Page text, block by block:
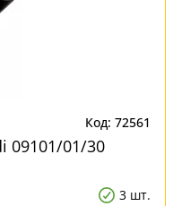
Код: 72561
09101/01/30
3 шт.